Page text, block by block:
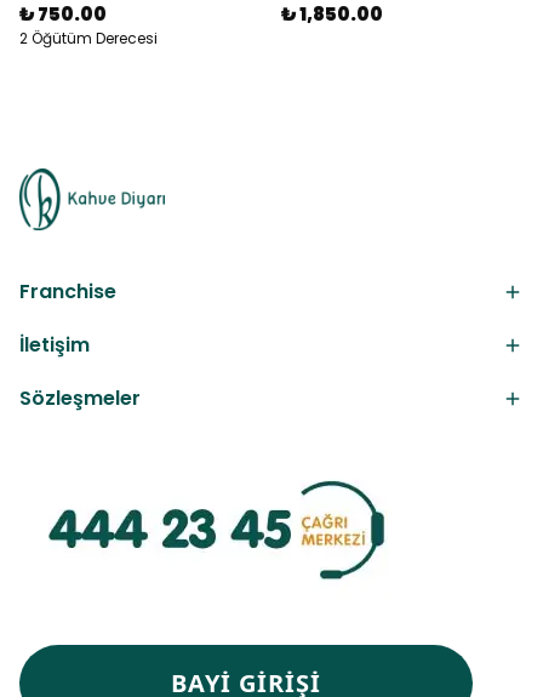
₺ 750.00
2 Öğütüm Derecesi
₺ 1,850.00
Franchise
İletişim
Sözleşmeler
BAYİ GİRİŞİ